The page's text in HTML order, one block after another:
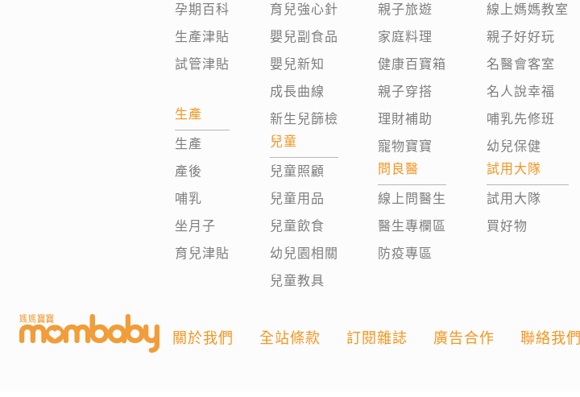
孕期百科
生產津貼
試管津貼
生產
生產
產後
哺乳
坐月子
育兒津貼
育兒強心針
嬰兒副食品
嬰兒新知
成長曲線
新生兒篩檢
兒童
兒童照顧
兒童用品
兒童飲食
幼兒園相關
兒童教具
親子旅遊
家庭料理
健康百寶箱
親子穿搭
理財補助
寵物寶寶
問良醫
線上問醫生
醫生專欄區
防疫專區
線上媽媽教室
親子好好玩
名醫會客室
名人說幸福
哺乳先修班
幼兒保健
試用大隊
試用大隊
買好物
關於我們 全站條款 訂閱雜誌 廣告合作 聯絡我們